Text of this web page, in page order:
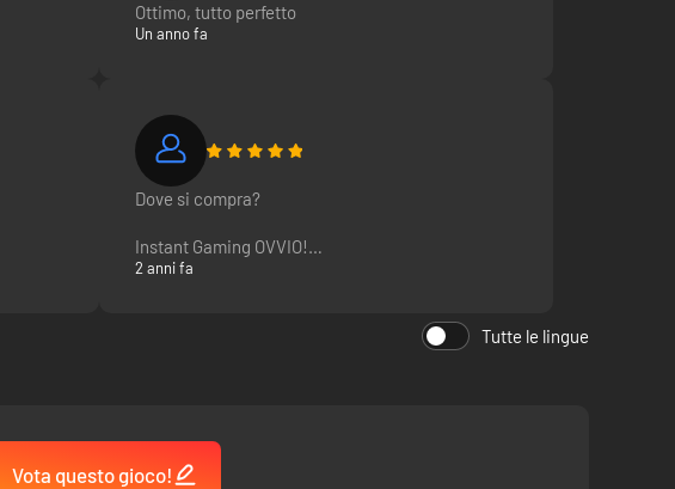
Ottimo, tutto perfetto
Un anno fa
Dove si compra?
Instant Gaming OVVIO!
2 anni fa
Tutte le lingue
Vota questo gioco!